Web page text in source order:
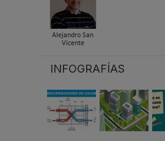
Alejandro San
Vicente
INFOGRAFÍAS